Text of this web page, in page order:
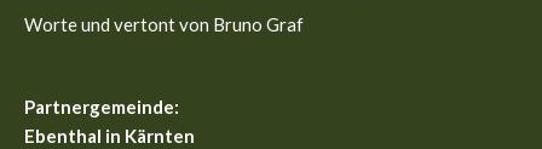
Worte und vertont von Bruno Graf
Partnergemeinde:
Ebenthal in Kärnten